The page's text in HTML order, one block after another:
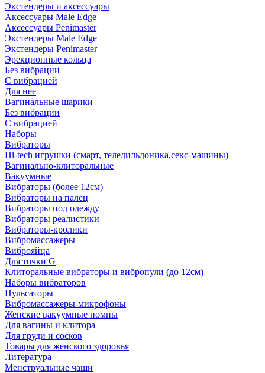
Экстендеры и аксессуары
Аксессуары Male Edge
Аксессуары Penimaster
Экстендеры Male Edge
Экстендеры Penimaster
Эрекционные кольца
Без вибрации
С вибрацией
Для нее
Вагинальные шарики
Без вибрации
С вибрацией
Наборы
Вибраторы
Hi-tech игрушки (смарт, теледильдоника,секс-машины)
Вагинально-клиторальные
Вакуумные
Вибраторы (более 12см)
Вибраторы на палец
Вибраторы под одежду
Вибраторы реалистики
Вибраторы-кролики
Вибромассажеры
Виброяйца
Для точки G
Клиторальные вибраторы и вибропули (до 12см)
Наборы вибраторов
Пульсаторы
Вибромассажеры-микрофоны
Женские вакуумные помпы
Для вагины и клитора
Для груди и сосков
Товары для женского здоровья
Литература
Менструальные чаши